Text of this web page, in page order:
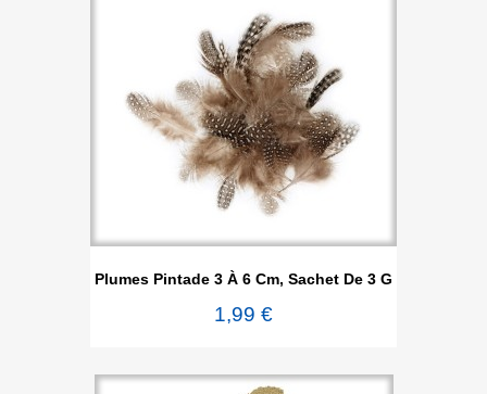
Plumes Pintade 3 À 6 Cm, Sachet De 3 G
1,99 €